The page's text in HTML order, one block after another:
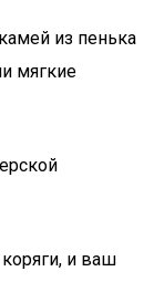
из пенька
мягкие
и ваш